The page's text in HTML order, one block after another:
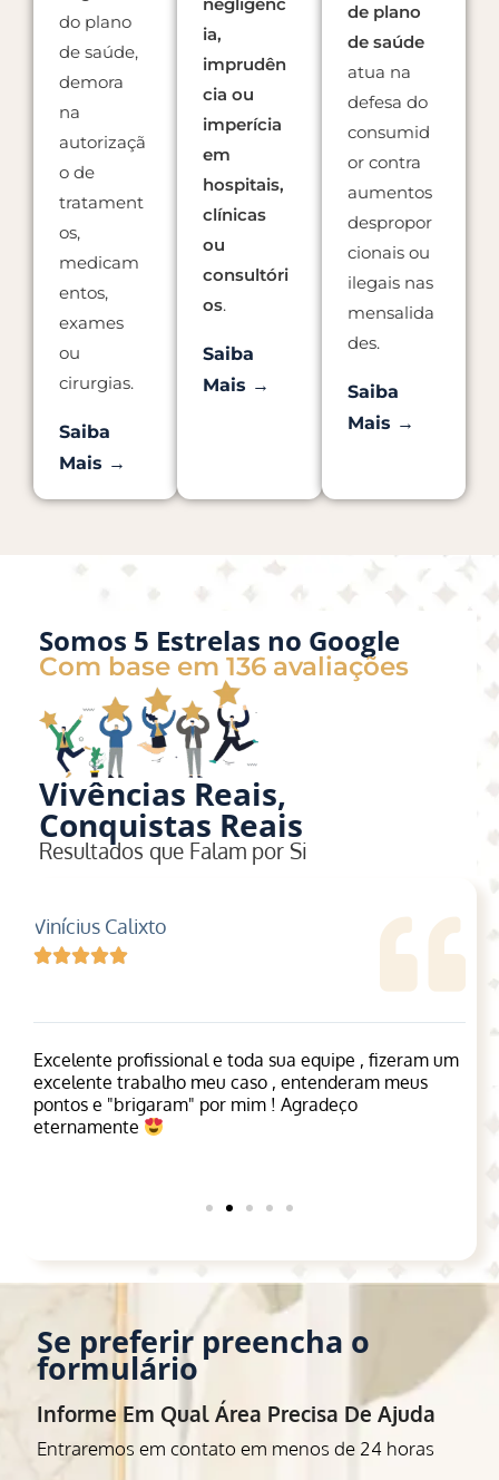
do plano
de saúde,
demora
na
autorizaçã
o de
tratament
os,
medicam
entos,
exames
ou
cirurgias.
Saiba
Mais →
ia,
imprudên
cia ou
imperícia
em
hospitais,
clínicas
ou
consultóri
os.
Saiba
Mais →
de plano
de saúde
atua na
defesa do
consumid
or contra
aumentos
despropor
cionais ou
ilegais nas
mensalida
des.
Saiba
Mais →
Somos 5 Estrelas no Google
Com base em 136 avaliações
Vivências Reais,
Conquistas Reais
Resultados que Falam por Si
Vinícius Calixto

Excelente profissional e toda sua equipe , fizeram um
excelente trabalho meu caso , entenderam meus
pontos e "brigaram" por mim ! Agradeço
eternamente
Se preferir preencha o
formulário
Informe Em Qual Área Precisa De Ajuda
Entraremos em contato em menos de 24 horas